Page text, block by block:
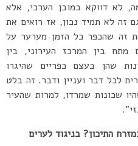
לא דווקא במובן הערכי, אלא
זה לא תמיד נכון, אז רואים את
זה שהכפר כל הזמן מערער על
מתח בין המרכז העירוני, בין
שהן בעצם כפריים שהיגרו
לכל דבר ועניין ודבר. זה בלט
שכונות שמרדו, למרות שהעיר
התיכון? בניגוד לערים